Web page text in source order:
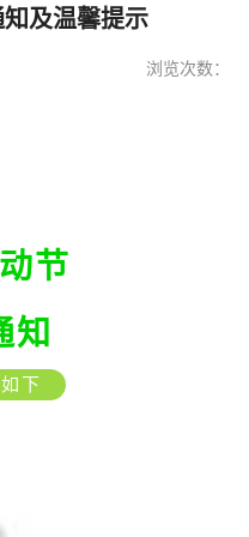
及温馨提示
浏览次数：
节
知
下